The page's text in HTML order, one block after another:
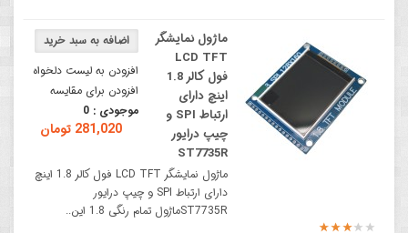
افزودن به لیست دلخواه
افزودن برای مقایسه
موجودی : 0
281,020 تومان
ماژول نمایشگر
LCD TFT
فول کالر 1.8
اینچ دارای
ارتباط SPI و
چیپ درایور
ST7735R
ماژول نمایشگر LCD TFT فول کالر 1.8 اینچ
دارای ارتباط SPI و چیپ درایور
ST7735Rماژول تمام رنگی 1.8 این..